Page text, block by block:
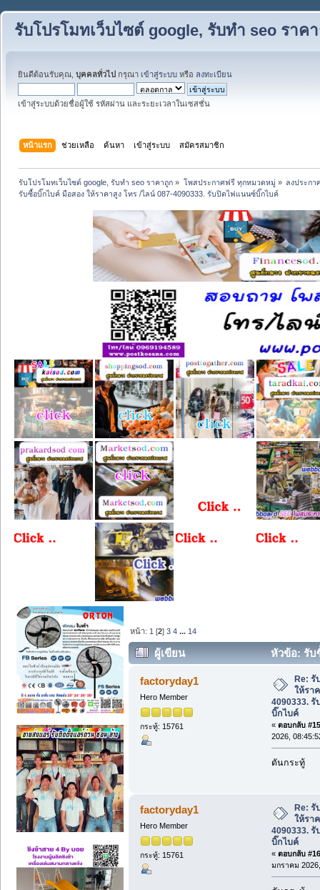
รับโปรโมทเว็บไซต์ google, รับทำ seo ราค
ยินดีต้อนรับคุณ, บุคคลทั่วไป กรุณา เข้าสู่ระบบ หรือ ลงทะเบียน
เข้าสู่ระบบด้วยชื่อผู้ใช้ รหัสผ่าน และระยะเวลาในเซสชั่น
หน้าแรก ช่วยเหลือ ค้นหา เข้าสู่ระบบ สมัครสมาชิก
รับโปรโมทเว็บไซต์ google, รับทำ seo ราคาถูก » โพสประกาศฟรี ทุกหมวดหมู่» ลงประกา
รับซื้อบิ๊กไบค์ มือสอง ให้ราคาสูง โทร /ไลน์ 087-4090333. รับปิดไฟแนนซ์บิ๊กไบค์
หน้า: 1 [2]3 4 ... 14
ผู้เขียน
หัวข้อ: รับ
087-4090333. รับปิดไฟแนนซ์บิ๊กไบค์ (
factoryday1
Hero Member
กระทู้: 15761
Re: รั
ให้รา
4090333.
บิ๊กไบค์
« ตอบกลับ
2026,
ดันกระทู้
factoryday1
Hero Member
กระทู้: 15761
Re: รั
ให้รา
4090333.
บิ๊กไบค์
« ตอบกลับ
มกราคม